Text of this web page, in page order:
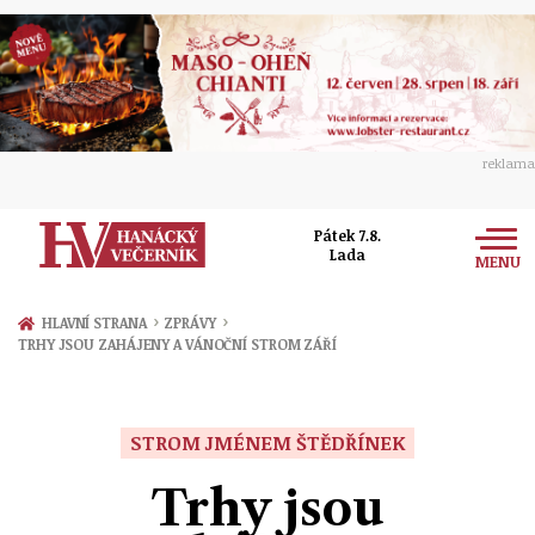
reklama
Pátek 7.8.
Lada
MENU
Zprávy
HLAVNÍ STRANA › ZPRÁVY ›
TRHY JSOU ZAHÁJENY A VÁNOČNÍ STROM ZÁŘÍ
STROM JMÉNEM ŠTĚDŘÍNEK
Trhy jsou